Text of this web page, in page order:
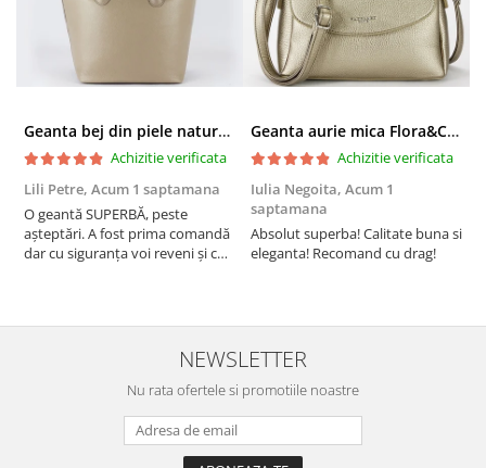
Geanta bej din piele naturala 8966 123
Achizitie verificata
Lili Petre, Acum 1 saptamana
O geantă SUPERBĂ, peste
așteptări. A fost prima comandă
dar cu siguranța voi reveni și cu
doua zi). RECOMAND SOFILINE!!!
Geanta aurie mica Flora&CO Paris H6930 16
Achizitie verificata
Iulia Negoita, Acum 1
saptamana
Absolut superba! Calitate buna si
eleganta! Recomand cu drag!
NEWSLETTER
Nu rata ofertele si promotiile noastre